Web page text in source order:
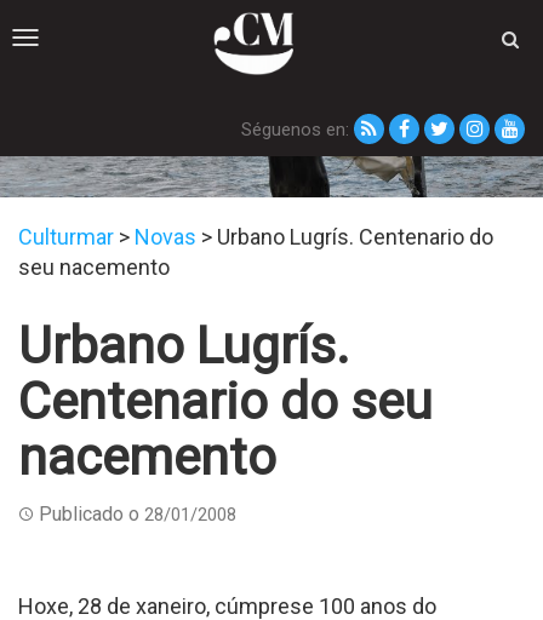
Toggle
Séguenos en:
Novas
Culturmar > Novas > Urbano Lugrís. Centenario do
seu nacemento
Urbano Lugrís.
Centenario do seu
nacemento
Publicado o 28/01/2008
Hoxe, 28 de xaneiro, cúmprese 100 anos do